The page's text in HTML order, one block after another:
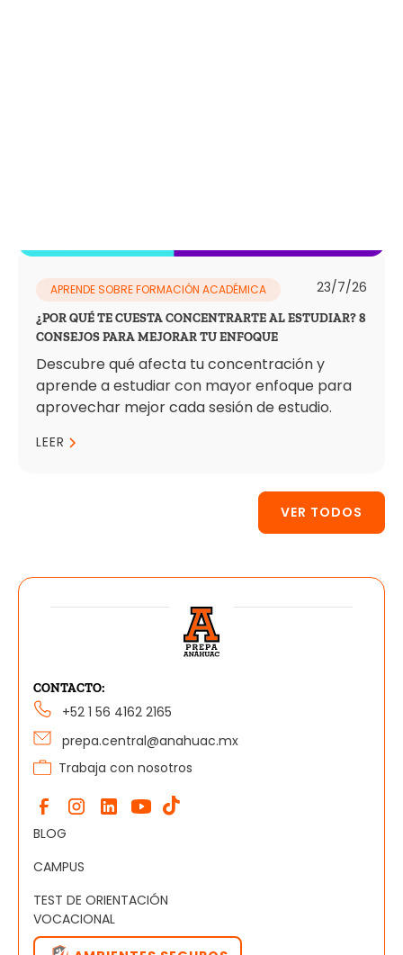
APRENDE SOBRE FORMACIÓN ACADÉMICA 23/7/26
¿POR QUÉ TE CUESTA CONCENTRARTE AL ESTUDIAR? 8
CONSEJOS PARA MEJORAR TU ENFOQUE
Descubre qué afecta tu concentración y
aprende a estudiar con mayor enfoque para
aprovechar mejor cada sesión de estudio.
LEER
VER TODOS
CONTACTO:
+52 1 56 4162 2165
prepa.central@anahuac.mx
Trabaja con nosotros
BLOG
CAMPUS
TEST DE ORIENTACIÓN
VOCACIONAL